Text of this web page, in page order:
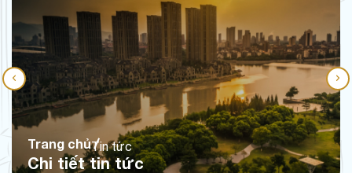
Trang chủTin tức
Chi tiết tin tức